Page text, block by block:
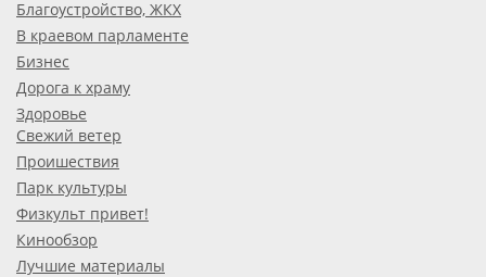
Благоустройство, ЖКХ
В краевом парламенте
Бизнес
Дорога к храму
Здоровье
Свежий ветер
Проишествия
Парк культуры
Физкульт привет!
Кинообзор
Лучшие материалы